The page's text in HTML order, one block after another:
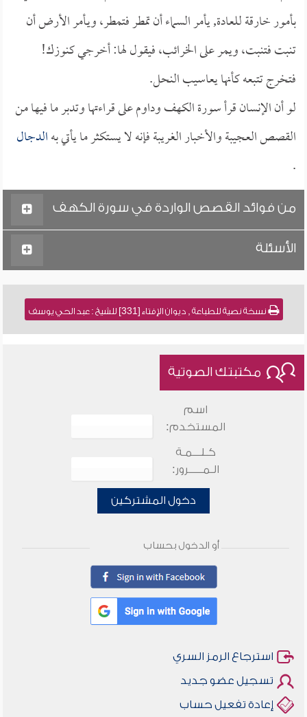
بأمور خارقة للعادة, يأمر السماء أن تمطر فتمطر، ويـأمر الأرض أن
تنبت فتنبت، ويمر على الخرائب، فيقول لها: أخرجي كنوزك!
فتخرج تتبعه كأنها يعاسيب النحل.
لو أن الإنسان قرأ سورة الكهف وداوم على قراءتها وتدبر ما فيها من
القصص العجيبة والأخبار الغريبة فإنه لا يستكثر ما يأتي بهالدجال
.
من فوائد القصص الواردة في سورة الكهف
الأسئلة
نسخة نصية للطباعة , ديوان الإفتاء [331] للشيخ : عبد الحي يوسف
مكتبتك الصوتية
اسم
المستخدم:
كـلـــمـة
الـمـــــرور:
دخول المشتركين
أو الدخول بحساب
استرجاع الرمز السري
تسجيل عضو جديد
إعادة تفعيل حساب